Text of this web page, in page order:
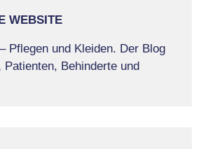
WEBSITE
Pflegen und Kleiden. Der Blog
Patienten, Behinderte und